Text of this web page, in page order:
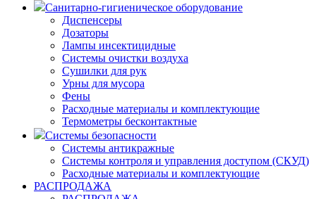
Санитарно-гигиеническое оборудование
Диспенсеры
Дозаторы
Лампы инсектицидные
Системы очистки воздуха
Сушилки для рук
Урны для мусора
Фены
Расходные материалы и комплектующие
Термометры бесконтактные
Системы безопасности
Системы антикражные
Системы контроля и управления доступом (СКУД)
Расходные материалы и комплектующие
РАСПРОДАЖА